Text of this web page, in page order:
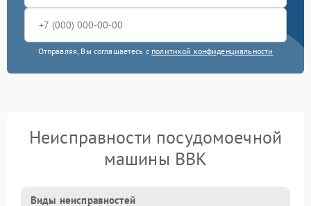
Отправляя, Вы соглашаетесь с политикой конфиденциальности
Неисправности посудомоечной
машины BBK
Виды неисправностей